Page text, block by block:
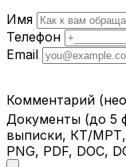
Имя
Телефон
Email
Комментарий
Документы (до 5
выписки, КТ/МРТ,
PNG, PDF, DOC,